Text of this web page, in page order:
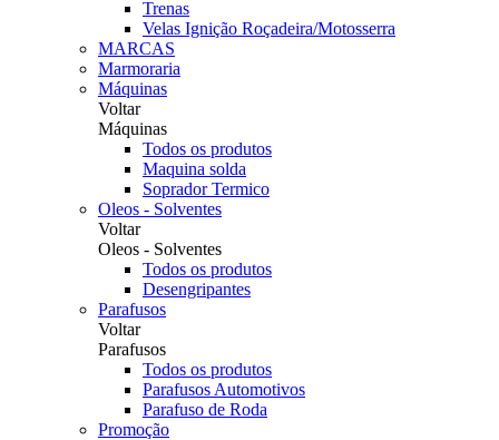
Trenas
Velas Ignição Roçadeira/Motosserra
MARCAS
Marmoraria
Máquinas
Voltar
Máquinas
Todos os produtos
Maquina solda
Soprador Termico
Oleos - Solventes
Voltar
Oleos - Solventes
Todos os produtos
Desengripantes
Parafusos
Voltar
Parafusos
Todos os produtos
Parafusos Automotivos
Parafuso de Roda
Promoção